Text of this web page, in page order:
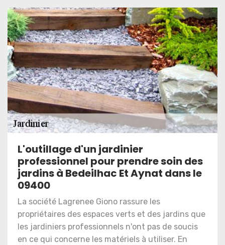
L'outillage d'un jardinier
professionnel pour prendre soin des
jardins à Bedeilhac Et Aynat dans le
09400
La société Lagrenee Giono rassure les
propriétaires des espaces verts et des jardins que
les jardiniers professionnels n'ont pas de soucis
en ce qui concerne les matériels à utiliser. En